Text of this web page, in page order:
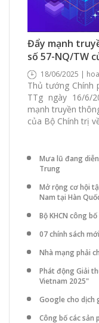
Đẩy mạnh
số 57-NQ/TW
18/06/2025 |
Thủ tướng Chính
TTg ngày 16/6/
mạnh truyền
của Bộ Chính trị
Mưa lũ đang
Trung
Mở rộng cơ hội
Nam tại Hàn
Bộ KHCN công
07 chính sách
Nhà mạng phải
Phát động Giải
Vietnam 2025"
Google cho dịch
Công bố các sản